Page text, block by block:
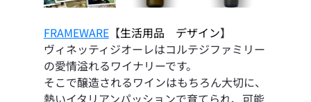
FRAMEWARE【生活用品　デザイン】
ヴィネッティジオーレはコルテジファミリー
の愛情溢れるワイナリーです。
そこで醸造されるワインはもちろん大切に、
熱いイタリアンパッションで育てられ、可能